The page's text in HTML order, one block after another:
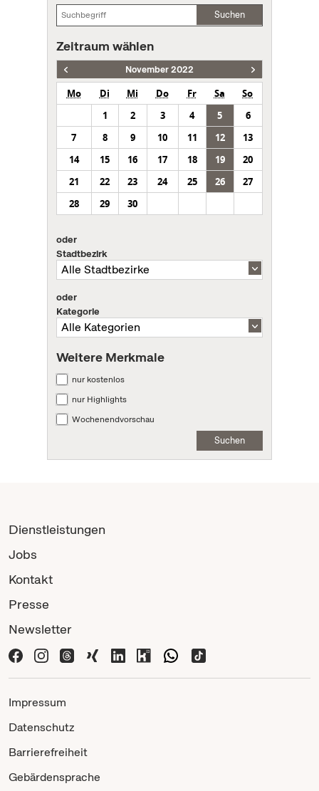
Suchen
Zeitraum wählen
November 2022
Mo Di Mi Do Fr Sa
So
1
2 3 4 5
6
7
8 9 10 11 12
13
14
15 16 17 18 19
20
21
22 23 24 25 26
27
28
29 30
oder
Stadtbezirk
oder
Kategorie
Weitere Merkmale
nur kostenlos
nur Highlights
Wochenendvorschau
Suchen
Dienstleistungen
Jobs
Kontakt
Presse
Newsletter
Impressum
Datenschutz
Barrierefreiheit
Gebärdensprache